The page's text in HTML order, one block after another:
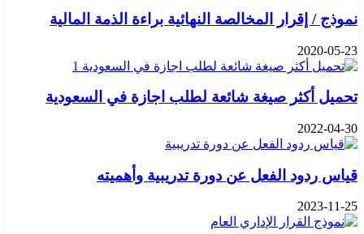
نموذج / إقرار المخالصة النهائية براءة الذمة المالية
2020-05-23
تحميل أكثر صيغة شائعة لطلب اجازة في السعودية
2022-04-30
قياس ردود الفعل عن دورة تدريبية وأهميته
2023-11-25